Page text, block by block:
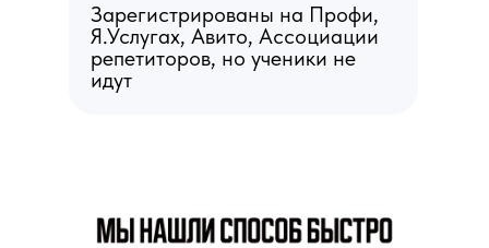
Зарегистрированы на Профи,
Я.Услугах, Авито, Ассоциации
репетиторов, но ученики не
идут